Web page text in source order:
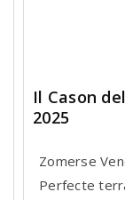
Il Cason
2025
Zomerse
Perfecte